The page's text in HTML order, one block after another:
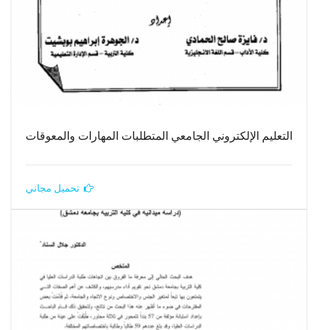
التعليم الإلكتروني الجامعي المتطلبات المهارات والمعوقات
تحميل مجاني